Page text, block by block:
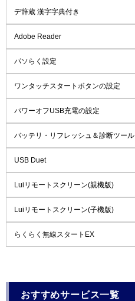
デ辞蔵 漢字字典付き
Adobe Reader
パソらく設定
ワンタッチスタートボタンの設定
パワーオフUSB充電の設定
バッテリ・リフレッシュ＆診断ツール
USB Duet
Luiリモートスクリーン(親機版)
Luiリモートスクリーン(子機版)
らくらく無線スタートEX
おすすめサービス一覧